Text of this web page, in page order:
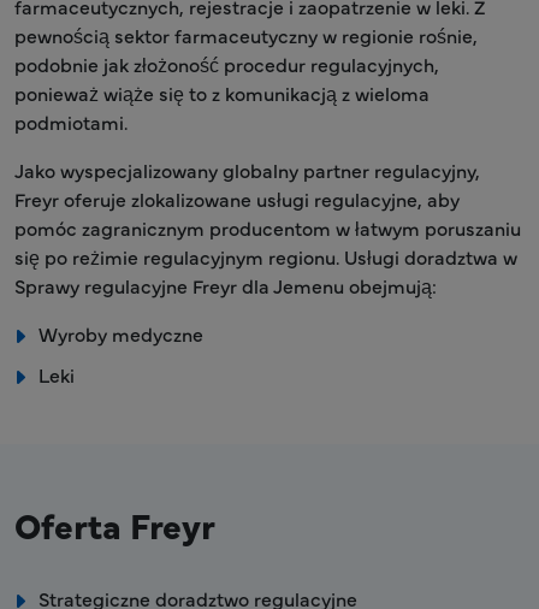
farmaceutycznych, rejestracje i zaopatrzenie w leki. Z
pewnością sektor farmaceutyczny w regionie rośnie,
podobnie jak złożoność procedur regulacyjnych,
ponieważ wiąże się to z komunikacją z wieloma
podmiotami.
Jako wyspecjalizowany globalny partner regulacyjny,
Freyr oferuje zlokalizowane usługi regulacyjne, aby
pomóc zagranicznym producentom w łatwym poruszaniu
się po reżimie regulacyjnym regionu. Usługi doradztwa w
Sprawy regulacyjne Freyr dla Jemenu obejmują:
Wyroby medyczne
Leki
Oferta Freyr
Strategiczne doradztwo regulacyjne